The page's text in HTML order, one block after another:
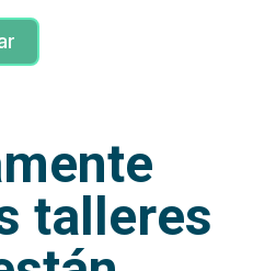
talleres